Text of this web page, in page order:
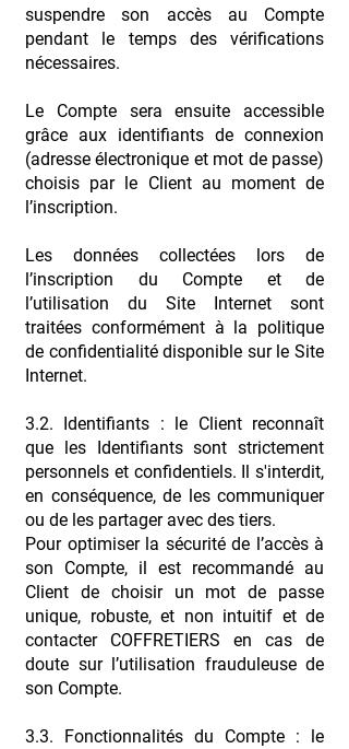
suspendre son accès au Compte
pendant le temps des vérifications
nécessaires.
Le Compte sera ensuite accessible
grâce aux identifiants de connexion
(adresse électronique et mot de passe)
choisis par le Client au moment de
l’inscription.
Les données collectées lors de
l’inscription du Compte et de
l’utilisation du Site Internet sont
traitées conformément à la politique
de confidentialité disponible sur le Site
Internet.
3.2. Identifiants : le Client reconnaît
que les Identifiants sont strictement
personnels et confidentiels. Il s'interdit,
en conséquence, de les communiquer
ou de les partager avec des tiers.
Pour optimiser la sécurité de l’accès à
son Compte, il est recommandé au
Client de choisir un mot de passe
unique, robuste, et non intuitif et de
contacter COFFRETIERS en cas de
doute sur l’utilisation frauduleuse de
son Compte.
3.3. Fonctionnalités du Compte : le